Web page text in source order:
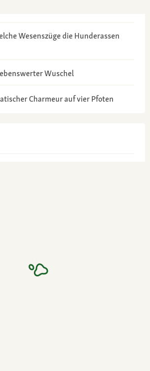
Wesenszüge die Hunderassen
Wuschel
Charmeur auf vier Pfoten